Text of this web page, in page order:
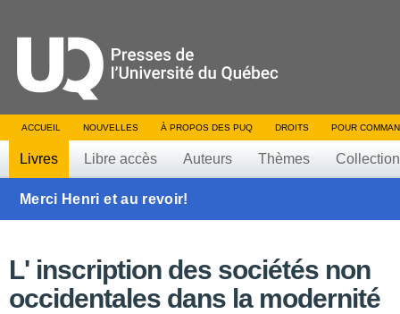
ACCUEIL NOUVELLES À PROPOS DES PUQ DROITS POUR
Livres Libre accès Auteurs Thèmes
Merci Henri et au revoir!
L' inscription des sociétés non
occidentales dans la modernité